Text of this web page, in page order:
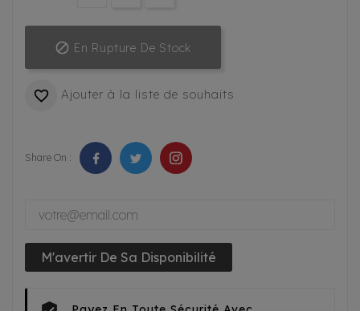
 En Rupture De Stock
 Ajouter à la liste de souhaits
Share On :
M'avertir De Sa Disponibilité